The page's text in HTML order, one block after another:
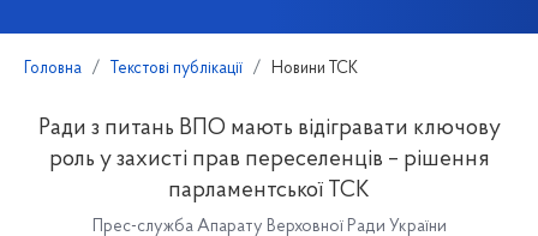
Головна Текстові публікації Новини ТСК
Ради з питань ВПО мають відігравати ключову
роль у захисті прав переселенців – рішення
парламентської ТСК
Прес-служба Апарату Верховної Ради України